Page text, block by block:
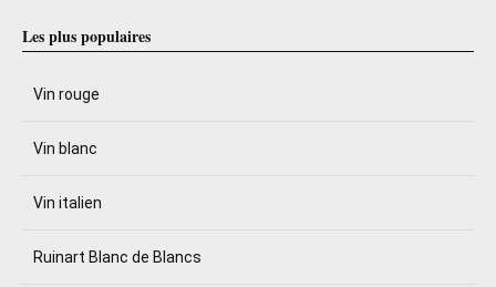
Les plus populaires
Vin rouge
Vin blanc
Vin italien
Ruinart Blanc de Blancs